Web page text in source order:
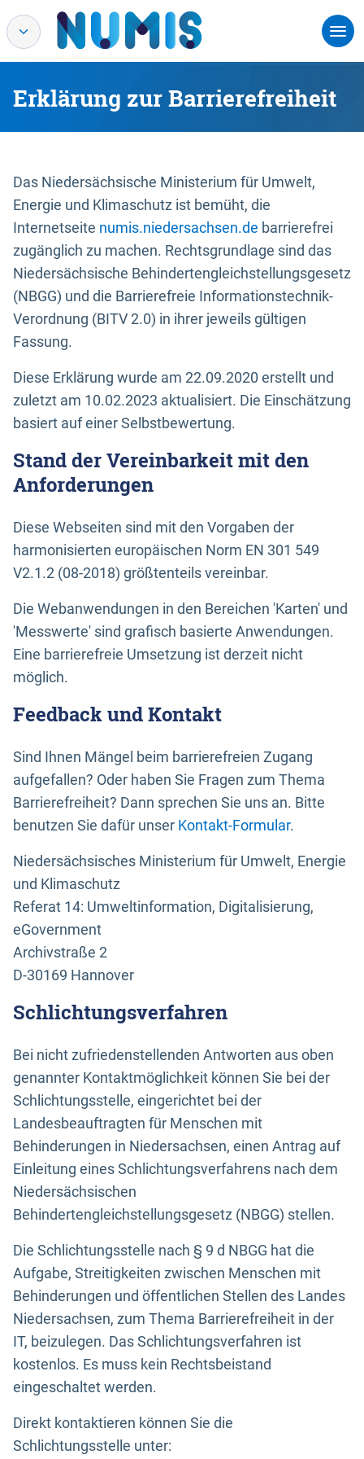
Erklärung zur Barrierefreiheit
Das Niedersächsische Ministerium für Umwelt,
Energie und Klimaschutz ist bemüht, die
Internetseite numis.niedersachsen.de barrierefrei
zugänglich zu machen. Rechtsgrundlage sind das
Niedersächsische Behindertengleichstellungsgesetz
(NBGG) und die Barrierefreie Informationstechnik-
Verordnung (BITV 2.0) in ihrer jeweils gültigen
Fassung.
Diese Erklärung wurde am 22.09.2020 erstellt und
zuletzt am 10.02.2023 aktualisiert. Die Einschätzung
basiert auf einer Selbstbewertung.
Stand der Vereinbarkeit mit den
Anforderungen
Diese Webseiten sind mit den Vorgaben der
harmonisierten europäischen Norm EN 301 549
V2.1.2 (08-2018) größtenteils vereinbar.
Die Webanwendungen in den Bereichen 'Karten' und
'Messwerte' sind grafisch basierte Anwendungen.
Eine barrierefreie Umsetzung ist derzeit nicht
möglich.
Feedback und Kontakt
Sind Ihnen Mängel beim barrierefreien Zugang
aufgefallen? Oder haben Sie Fragen zum Thema
Barrierefreiheit? Dann sprechen Sie uns an. Bitte
benutzen Sie dafür unser Kontakt-Formular.
Niedersächsisches Ministerium für Umwelt, Energie
und Klimaschutz
Referat 14: Umweltinformation, Digitalisierung,
eGovernment
Archivstraße 2
D-30169 Hannover
Schlichtungsverfahren
Bei nicht zufriedenstellenden Antworten aus oben
genannter Kontaktmöglichkeit können Sie bei der
Schlichtungsstelle, eingerichtet bei der
Landesbeauftragten für Menschen mit
Behinderungen in Niedersachsen, einen Antrag auf
Einleitung eines Schlichtungsverfahrens nach dem
Niedersächsischen
Behindertengleichstellungsgesetz (NBGG) stellen.
Die Schlichtungsstelle nach § 9 d NBGG hat die
Aufgabe, Streitigkeiten zwischen Menschen mit
Behinderungen und öffentlichen Stellen des Landes
Niedersachsen, zum Thema Barrierefreiheit in der
IT, beizulegen. Das Schlichtungsverfahren ist
kostenlos. Es muss kein Rechtsbeistand
eingeschaltet werden.
Direkt kontaktieren können Sie die
Schlichtungsstelle unter: